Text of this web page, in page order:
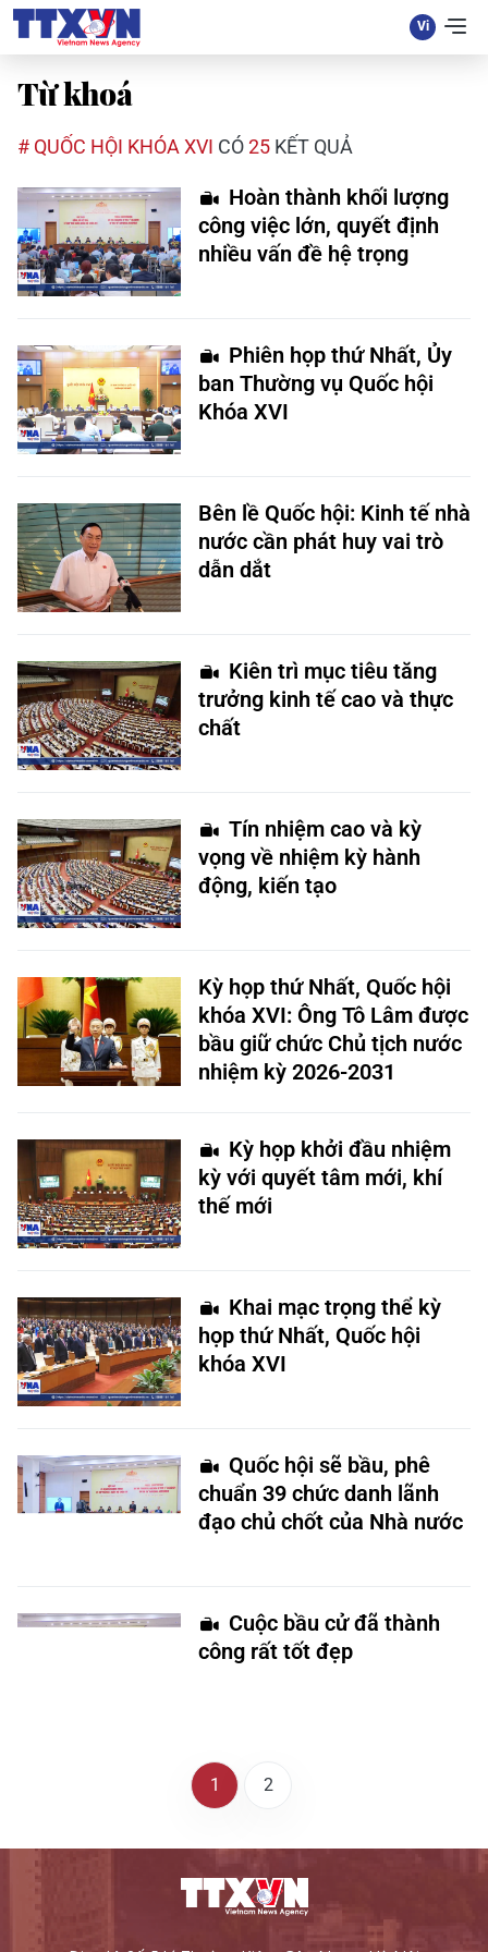
Từ khoá
# QUỐC HỘI KHÓA XVI CÓ25 KẾT QUẢ
Hoàn thành khối lượng
công việc lớn, quyết định
nhiều vấn đề hệ trọng
Phiên họp thứ Nhất, Ủy
ban Thường vụ Quốc hội
Khóa XVI
Bên lề Quốc hội: Kinh tế nhà
nước cần phát huy vai trò
dẫn dắt
Kiên trì mục tiêu tăng
trưởng kinh tế cao và thực
chất
Tín nhiệm cao và kỳ
vọng về nhiệm kỳ hành
động, kiến tạo
Kỳ họp thứ Nhất, Quốc hội
khóa XVI: Ông Tô Lâm được
bầu giữ chức Chủ tịch nước
nhiệm kỳ 2026-2031
Kỳ họp khởi đầu nhiệm
kỳ với quyết tâm mới, khí
thế mới
Khai mạc trọng thể kỳ
họp thứ Nhất, Quốc hội
khóa XVI
Quốc hội sẽ bầu, phê
chuẩn 39 chức danh lãnh
đạo chủ chốt của Nhà nước
Cuộc bầu cử đã thành
công rất tốt đẹp
1 2